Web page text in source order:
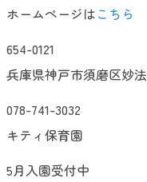
ホームページはこちら
654-0121
兵庫県神戸市須磨区妙
078-741-3032
キティ保育園
5月入園受付中